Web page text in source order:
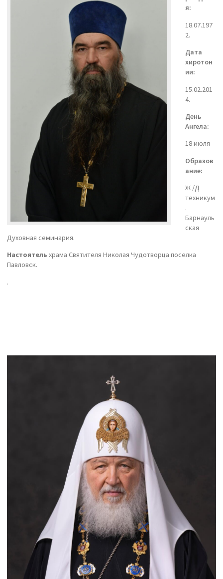
я:
18.07.197
2.
Дата
хиротон
ии:
15.02.201
4.
День
Ангела:
18 июля
Образов
ание:
Ж /Д
техникум
.
Барнауль
ская
Духовная семинария.
Настоятельхрама Святителя Николая Чудотворца поселка
Павловск.
.